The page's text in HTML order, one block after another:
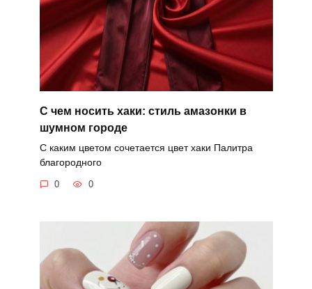
С чем носить хаки: стиль амазонки в
шумном городе
С каким цветом сочетается цвет хаки Палитра
благородного
0 0